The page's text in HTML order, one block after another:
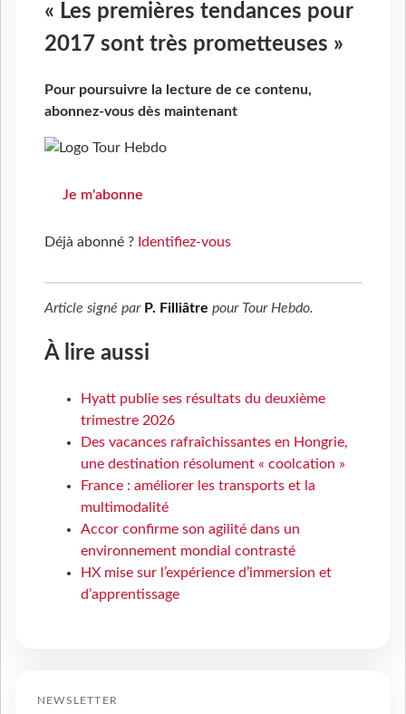
« Les premières tendances pour
2017 sont très prometteuses »
Pour poursuivre la lecture de ce contenu,
abonnez-vous dès maintenant
Je m'abonne
Déjà abonné ? Identifiez-vous
Article signé par P. Filliâtre pour Tour Hebdo.
À lire aussi
Hyatt publie ses résultats du deuxième
trimestre 2026
Des vacances rafraîchissantes en Hongrie,
une destination résolument « coolcation »
France : améliorer les transports et la
multimodalité
Accor confirme son agilité dans un
environnement mondial contrasté
HX mise sur l’expérience d’immersion et
d’apprentissage
NEWSLETTER